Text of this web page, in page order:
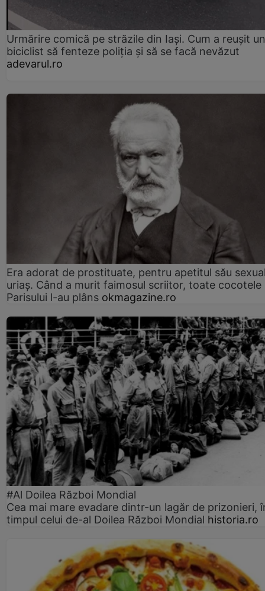
Urmărire comică pe străzile din Iași. Cum a reușit un
biciclist să fenteze poliția și să se facă nevăzut
adevarul.ro
Era adorat de prostituate, pentru apetitul său
uriaș. Când a murit faimosul scriitor, toate cocotele
Parisului l-au plâns okmagazine.ro
#Al Doilea Război Mondial
Cea mai mare evadare dintr-un lagăr de prizonieri,
timpul celui de-al Doilea Război Mondial historia.ro